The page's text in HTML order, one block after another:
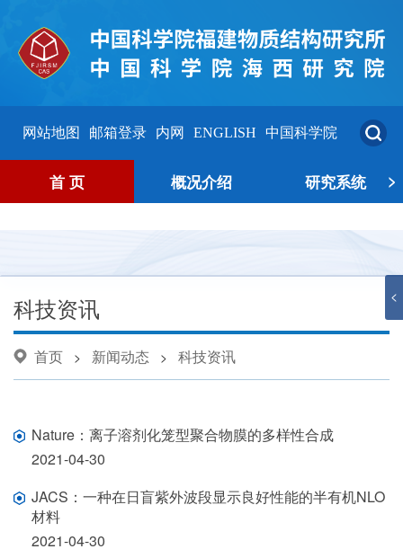
网站地图 邮箱登录 内网 ENGLISH 中国科学院
首 页 概况介绍 研究系统 >
<
科技资讯
首页 > 新闻动态 > 科技资讯
Nature：离子溶剂化笼型聚合物膜的多样性合成
2021-04-30
JACS：一种在日盲紫外波段显示良好性能的半有机NLO
材料
2021-04-30